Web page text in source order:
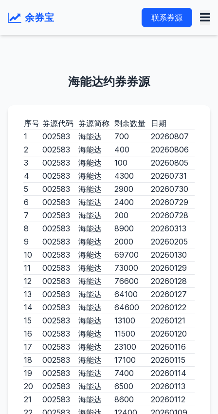
余券宝 联系券源
海能达约券券源
序号 券源代码 券源简称 剩余数量
日期
1
002583 海能达 700
20260807
2
002583 海能达 400
20260806
3
002583 海能达 100
20260805
4
002583 海能达 4300
20260731
5
002583 海能达 2900
20260730
6
002583 海能达 2400
20260729
7
002583 海能达 200
20260728
8
002583 海能达 8900
20260313
9
002583 海能达 2000
20260205
10
002583 海能达 69700
20260130
11
002583 海能达 73000
20260129
12
002583 海能达 76600
20260128
13
002583 海能达 64100
20260127
14
002583 海能达 64600
20260122
15
002583 海能达 13100
20260121
16
002583 海能达 11500
20260120
17
002583 海能达 23100
20260116
18
002583 海能达 17100
20260115
19
002583 海能达 7400
20260114
20
002583 海能达 6500
20260113
21
002583 海能达 8600
20260112